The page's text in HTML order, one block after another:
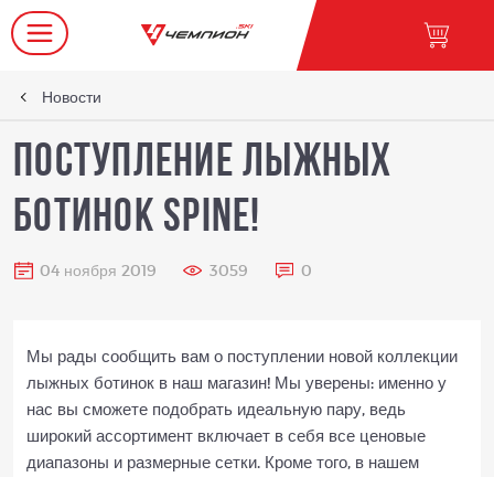
Новости
Поступление лыжных
ботинок SPINE!
04 ноября 2019 3059 0
Мы рады сообщить вам о поступлении новой коллекции
лыжных ботинок в наш магазин! Мы уверены: именно у
нас вы сможете подобрать идеальную пару, ведь
широкий ассортимент включает в себя все ценовые
диапазоны и размерные сетки. Кроме того, в нашем